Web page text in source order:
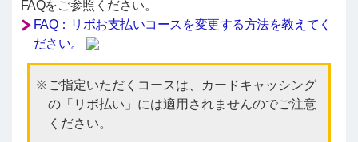
FAQをご参照ください。
FAQ：リボお支払いコースを変更する方法を教えてく
ださい。
ご指定いただくコースは、カードキャッシング
の「リボ払い」には適用されませんのでご注意
ください。